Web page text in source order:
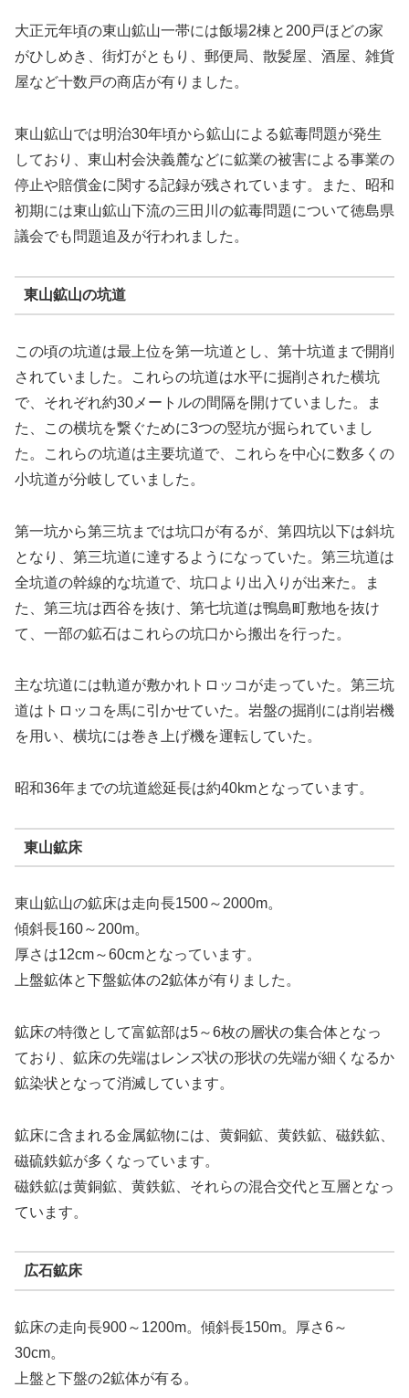
大正元年頃の東山鉱山一帯には飯場2棟と200戸ほどの家
がひしめき、街灯がともり、郵便局、散髪屋、酒屋、雑貨
屋など十数戸の商店が有りました。
東山鉱山では明治30年頃から鉱山による鉱毒問題が発生
しており、東山村会決義麓などに鉱業の被害による事業の
停止や賠償金に関する記録が残されています。また、昭和
初期には東山鉱山下流の三田川の鉱毒問題について徳島県
議会でも問題追及が行われました。
東山鉱山の坑道
この頃の坑道は最上位を第一坑道とし、第十坑道まで開削
されていました。これらの坑道は水平に掘削された横坑
で、それぞれ約30メートルの間隔を開けていました。ま
た、この横坑を繋ぐために3つの竪坑が掘られていまし
た。これらの坑道は主要坑道で、これらを中心に数多くの
小坑道が分岐していました。
第一坑から第三坑までは坑口が有るが、第四坑以下は斜坑
となり、第三坑道に達するようになっていた。第三坑道は
全坑道の幹線的な坑道で、坑口より出入りが出来た。ま
た、第三坑は西谷を抜け、第七坑道は鴨島町敷地を抜け
て、一部の鉱石はこれらの坑口から搬出を行った。
主な坑道には軌道が敷かれトロッコが走っていた。第三坑
道はトロッコを馬に引かせていた。岩盤の掘削には削岩機
を用い、横坑には巻き上げ機を運転していた。
昭和36年までの坑道総延長は約40kmとなっています。
東山鉱床
東山鉱山の鉱床は走向長1500～2000m。
傾斜長160～200m。
厚さは12cm～60cmとなっています。
上盤鉱体と下盤鉱体の2鉱体が有りました。
鉱床の特徴として富鉱部は5～6枚の層状の集合体となっ
ており、鉱床の先端はレンズ状の形状の先端が細くなるか
鉱染状となって消滅しています。
鉱床に含まれる金属鉱物には、黄銅鉱、黄鉄鉱、磁鉄鉱、
磁硫鉄鉱が多くなっています。
磁鉄鉱は黄銅鉱、黄鉄鉱、それらの混合交代と互層となっ
ています。
広石鉱床
鉱床の走向長900～1200m。傾斜長150m。厚さ6～
30cm。
上盤と下盤の2鉱体が有る。